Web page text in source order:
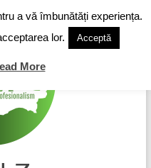
a vă îmbunătăți experiența.
lor.
Acceptă
More